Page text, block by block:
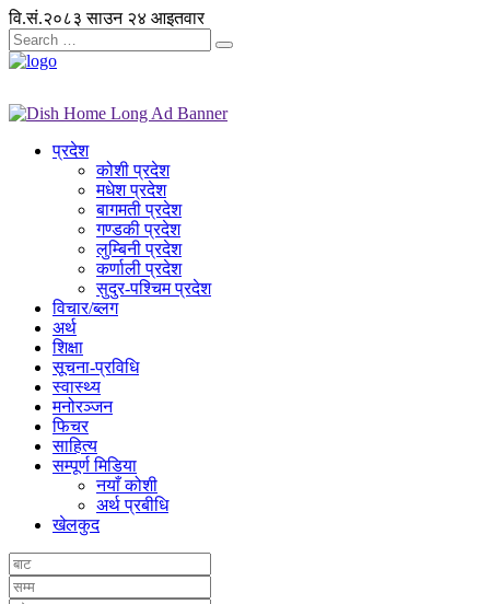
वि.सं.२०८३ साउन २४ आइतवार
प्रदेश
कोशी प्रदेश
मधेश प्रदेश
बागमती प्रदेश
गण्डकी प्रदेश
लुम्बिनी प्रदेश
कर्णाली प्रदेश
सुदुर-पश्चिम प्रदेश
विचार/ब्लग
अर्थ
शिक्षा
सूचना-प्रविधि
स्वास्थ्य
मनोरञ्जन
फिचर
साहित्य
सम्पूर्ण मिडिया
नयाँ कोशी
अर्थ प्रबीधि
खेलकुद